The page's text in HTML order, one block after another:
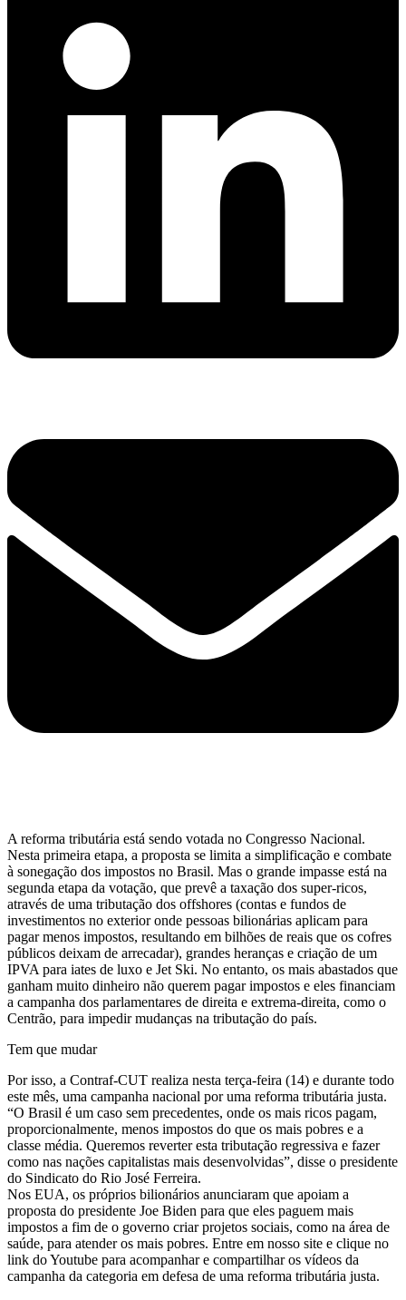
A reforma tributária está sendo votada no Congresso Nacional.
Nesta primeira etapa, a proposta se limita a simplificação e combate
à sonegação dos impostos no Brasil. Mas o grande impasse está na
segunda etapa da votação, que prevê a taxação dos super-ricos,
através de uma tributação dos offshores (contas e fundos de
investimentos no exterior onde pessoas bilionárias aplicam para
pagar menos impostos, resultando em bilhões de reais que os cofres
públicos deixam de arrecadar), grandes heranças e criação de um
IPVA para iates de luxo e Jet Ski. No entanto, os mais abastados que
ganham muito dinheiro não querem pagar impostos e eles financiam
a campanha dos parlamentares de direita e extrema-direita, como o
Centrão, para impedir mudanças na tributação do país.
Tem que mudar
Por isso, a Contraf-CUT realiza nesta terça-feira (14) e durante todo
este mês, uma campanha nacional por uma reforma tributária justa.
“O Brasil é um caso sem precedentes, onde os mais ricos pagam,
proporcionalmente, menos impostos do que os mais pobres e a
classe média. Queremos reverter esta tributação regressiva e fazer
como nas nações capitalistas mais desenvolvidas”, disse o presidente
do Sindicato do Rio José Ferreira.
Nos EUA, os próprios bilionários anunciaram que apoiam a
proposta do presidente Joe Biden para que eles paguem mais
impostos a fim de o governo criar projetos sociais, como na área de
saúde, para atender os mais pobres. Entre em nosso site e clique no
link do Youtube para acompanhar e compartilhar os vídeos da
campanha da categoria em defesa de uma reforma tributária justa.